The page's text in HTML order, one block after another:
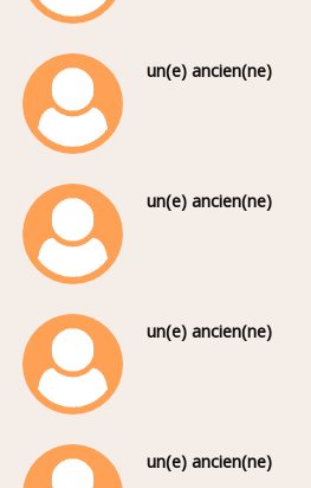
un(e) ancien(ne)
un(e) ancien(ne)
un(e) ancien(ne)
un(e) ancien(ne)